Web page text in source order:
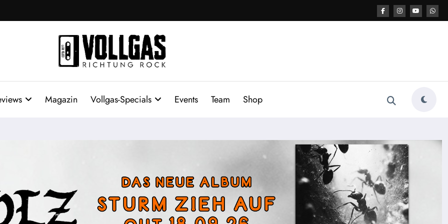
Magazin Vollgas-Specials Events Team Shop